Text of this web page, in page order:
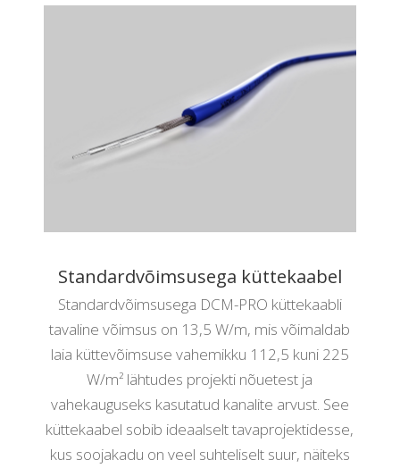
Standardvõimsusega küttekaabel
Standardvõimsusega DCM-PRO küttekaabli
tavaline võimsus on 13,5 W/m, mis võimaldab
laia küttevõimsuse vahemikku 112,5 kuni 225
W/m² lähtudes projekti nõuetest ja
vahekauguseks kasutatud kanalite arvust. See
küttekaabel sobib ideaalselt tavaprojektidesse,
kus soojakadu on veel suhteliselt suur, näiteks